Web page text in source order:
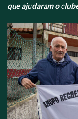
que ajudaram o